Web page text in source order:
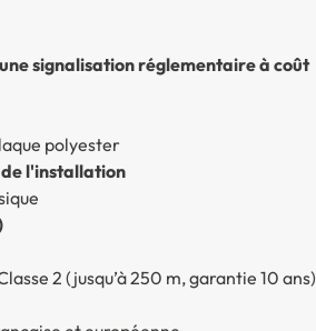
signalisation réglementaire à coût
polyester
l'installation
2 (jusqu’à 250 m, garantie 10 ans)